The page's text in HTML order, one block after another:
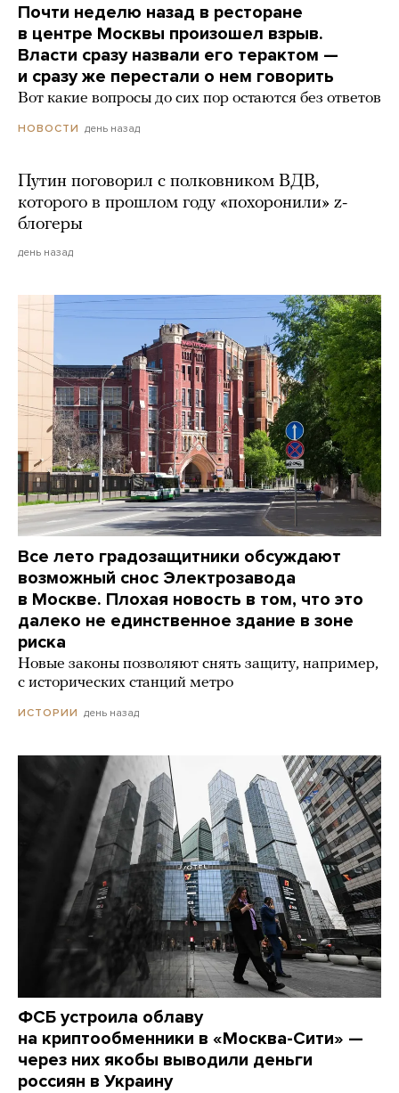
Почти неделю назад в ресторане
в центре Москвы произошел взрыв.
Власти сразу назвали его терактом —
и сразу же перестали о нем говорить
Вот какие вопросы до сих пор остаются без ответов
НОВОСТИ день назад
Путин поговорил с полковником ВДВ,
которого в прошлом году «похоронили» z-
блогеры
день назад
Все лето градозащитники обсуждают
возможный снос Электрозавода
в Москве. Плохая новость в том, что это
далеко не единственное здание в зоне
риска
Новые законы позволяют снять защиту, например,
с исторических станций метро
ИСТОРИИ день назад
ФСБ устроила облаву
на криптообменники в «Москва-Сити» —
через них якобы выводили деньги
россиян в Украину